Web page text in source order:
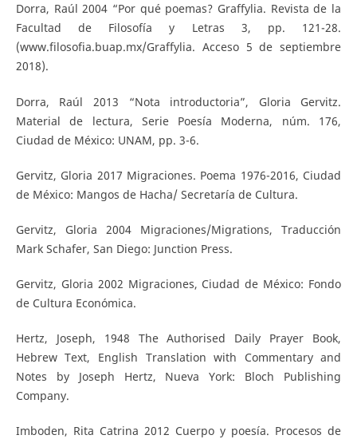
Dorra, Raúl 2004 “Por qué poemas? Graffylia. Revista de la
Facultad de Filosofía y Letras 3, pp. 121-28.
(www.filosofia.buap.mx/Graffylia. Acceso 5 de septiembre
2018).
Dorra, Raúl 2013 “Nota introductoria”, Gloria Gervitz.
Material de lectura, Serie Poesía Moderna, núm. 176,
Ciudad de México: UNAM, pp. 3-6.
Gervitz, Gloria 2017 Migraciones. Poema 1976-2016, Ciudad
de México: Mangos de Hacha/ Secretaría de Cultura.
Gervitz, Gloria 2004 Migraciones/Migrations, Traducción
Mark Schafer, San Diego: Junction Press.
Gervitz, Gloria 2002 Migraciones, Ciudad de México: Fondo
de Cultura Económica.
Hertz, Joseph, 1948 The Authorised Daily Prayer Book,
Hebrew Text, English Translation with Commentary and
Notes by Joseph Hertz, Nueva York: Bloch Publishing
Company.
Imboden, Rita Catrina 2012 Cuerpo y poesía. Procesos de